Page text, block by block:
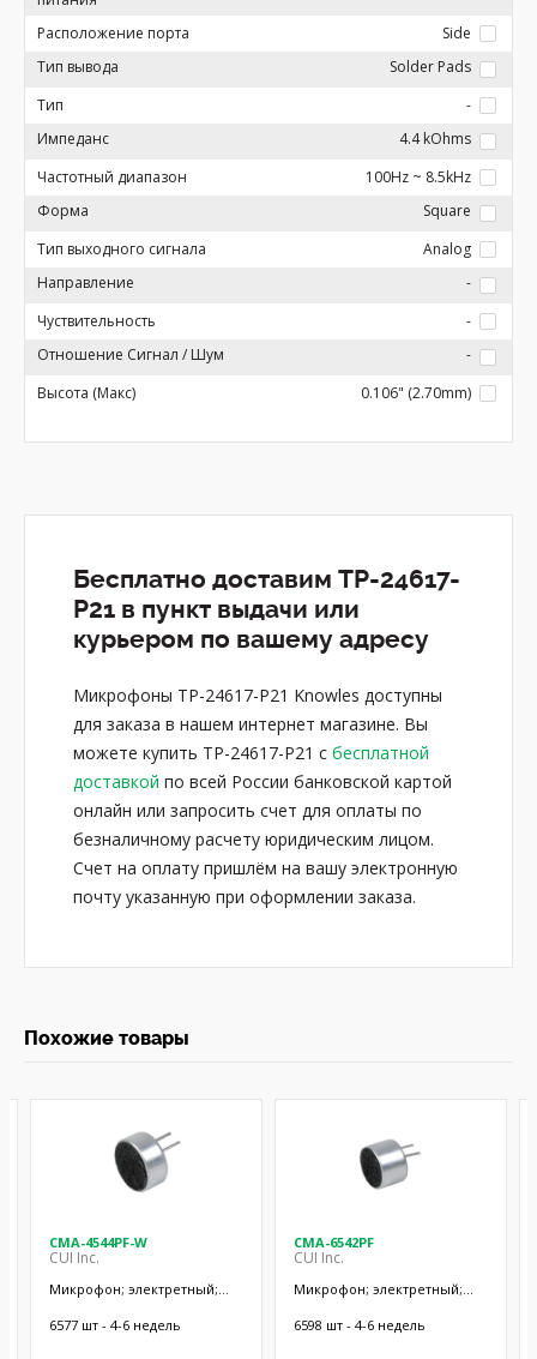
Расположение порта
Side
Тип вывода
Solder Pads
Тип
-
Импеданс
4.4 kOhms
Частотный диапазон
100Hz ~ 8.5kHz
Форма
Square
Тип выходного сигнала
Analog
Направление
-
Чуствительность
-
Отношение Сигнал / Шум
-
Высота (Макс)
0.106" (2.70mm)
Бесплатно доставим TP-24617-
P21 в пункт выдачи или
курьером по вашему адресу
Микрофоны TP-24617-P21 Knowles доступны
для заказа в нашем интернет магазине. Вы
можете купить TP-24617-P21 с бесплатной
доставкой по всей России банковской картой
онлайн или запросить счет для оплаты по
безналичному расчету юридическим лицом.
Счет на оплату пришлём на вашу электронную
почту указанную при оформлении заказа.
Похожие товары
CMA-4544PF-W
CUI Inc.
Микрофон; электретный;
Ø9,7x4,5мм; SMT
6577 шт - 4-6 недель
CMA-6542PF
CUI Inc.
Микрофон; электретный;
Ø9,4x6,5мм; SMT
6598 шт - 4-6 недель